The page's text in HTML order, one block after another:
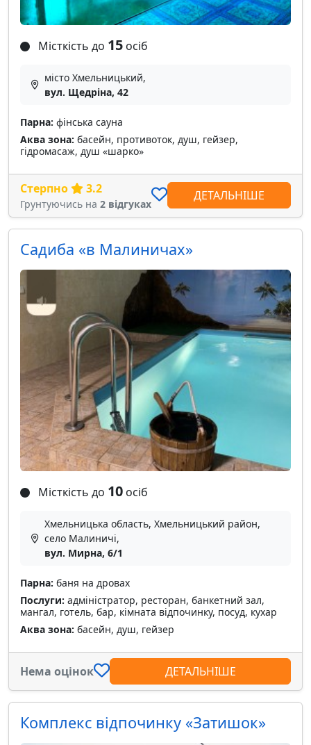
Місткість до 15 осіб
місто Хмельницький,
вул. Щедріна, 42
Парна: фінська сауна
Аква зона: басейн, противоток, душ, гейзер,
гідромасаж, душ «шарко»
Стерпно 3.2
Грунтуючись на 2 відгуках
ДЕТАЛЬНІШЕ
Садиба «в Малиничах»
Місткість до 10 осіб
Хмельницька область, Хмельницький район,
село Малиничі,
вул. Мирна, 6/1
Парна: баня на дровах
Послуги: адміністратор, ресторан, банкетний зал,
мангал, готель, бар, кімната відпочинку, посуд, кухар
Аква зона: басейн, душ, гейзер
Нема оцінок ДЕТАЛЬНІШЕ
Комплекс відпочинку «Затишок»